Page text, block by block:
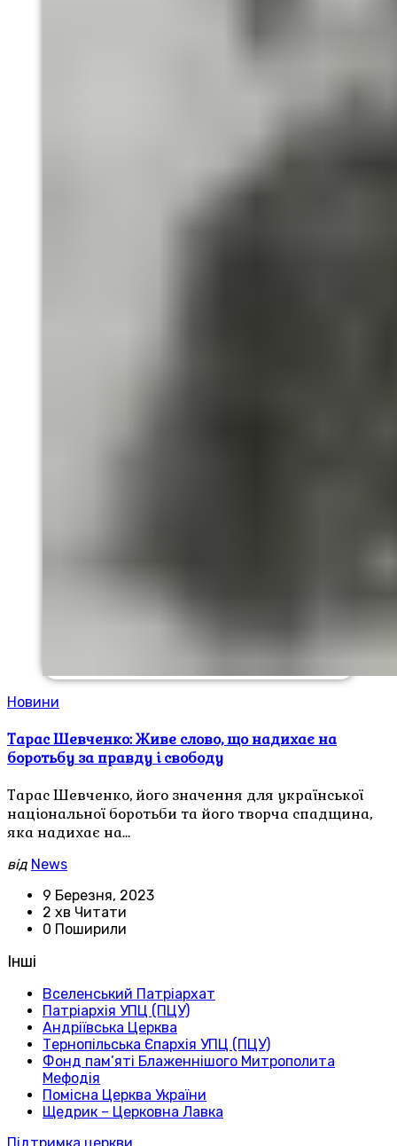
Новини
Тарас Шевченко: Живе слово, що надихає на
боротьбу за правду і свободу
Тарас Шевченко, його значення для української
національної боротьби та його творча спадщина,
яка надихає на…
від News
9 Березня, 2023
2 хв Читати
0 Поширили
Інші
Вселенський Патріархат
Патріархія УПЦ (ПЦУ)
Андріївська Церква
Тернопільська Єпархія УПЦ (ПЦУ)
Фонд пам’яті Блаженнішого Митрополита
Мефодія
Помісна Церква України
Щедрик – Церковна Лавка